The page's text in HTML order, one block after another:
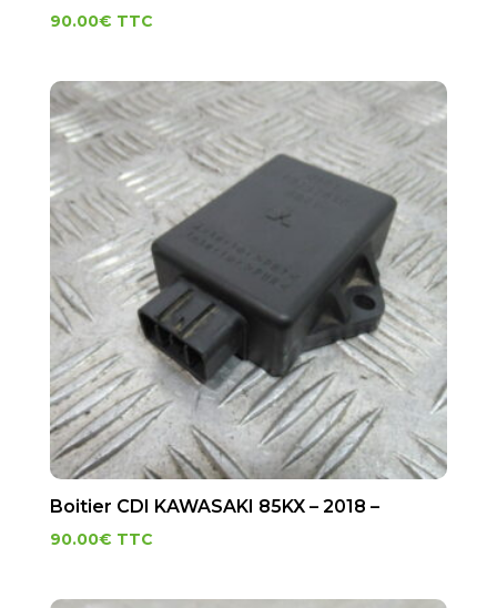
90.00€ TTC
Boitier CDI KAWASAKI 85KX – 2018 –
90.00€ TTC